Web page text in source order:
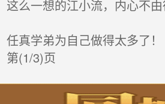
这么一想的江小流，内心不由
任真学弟为自己做得太多了！
第(1/3)页